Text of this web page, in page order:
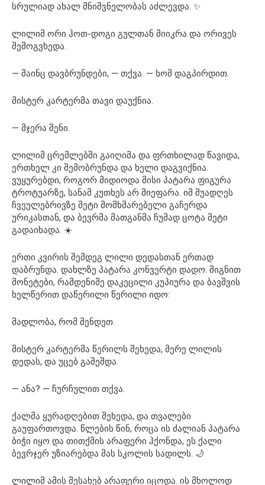
სრულიად ახალ მნიშვნელობას აძლევდა. ✨
ლილიმ ორი ჰოთ-დოგი გულთან მიიკრა და ორივეს
შემოგვხედა.
— მაინც დავბრუნდები, — თქვა. — ხომ დაგპირდით.
მისტერ კარტერმა თავი დაუქნია.
— მჯერა შენი.
ლილიმ ცრემლებში გაიღიმა და ფრთხილად წავიდა,
ერთხელ კი შემობრუნდა და ხელი დაგვიქნია.
ვუყურებდი, როგორ მიდიოდა მისი პატარა ფიგურა
ტროტუარზე, სანამ კუთხეს არ მიეფარა. იმ შუადღეს
ჩვეულებრივზე მეტი მომხმარებელი გაჩერდა
ურიკასთან, და ბევრმა მათგანმა ჩუმად ცოტა მეტი
გადაიხადა. ☀️
ერთი კვირის შემდეგ ლილი დედასთან ერთად
დაბრუნდა. დახლზე პატარა კონვერტი დადო. შიგნით
მონეტები, რამდენიმე დაკეცილი კუპიურა და ბავშვის
ხელწერით დაწერილი წერილი იდო:
მადლობა, რომ მენდეთ.
მისტერ კარტერმა წერილს შეხედა, მერე ლილის
დედას, და უცებ გაშეშდა.
— ანა? — ჩურჩულით თქვა.
ქალმა ყურადღებით შეხედა, და თვალები
გაუფართოვდა. წლების წინ, როცა ის ძალიან პატარა
ბიჭი იყო და თითქმის არაფერი ჰქონდა, ეს ქალი
ბევრჯერ უზიარებდა მას სკოლის სადილს. 🌙
ლილიმ ამის შესახებ არაფერი იცოდა. ის მხოლოდ